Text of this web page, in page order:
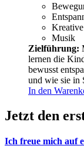
Musik
Zielführung:
lernen die
bewusst
und wie sie in
In den
Jetzt den
Ich freue mich auf